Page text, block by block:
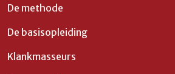
De methode
De basisopleiding
Klankmasseurs